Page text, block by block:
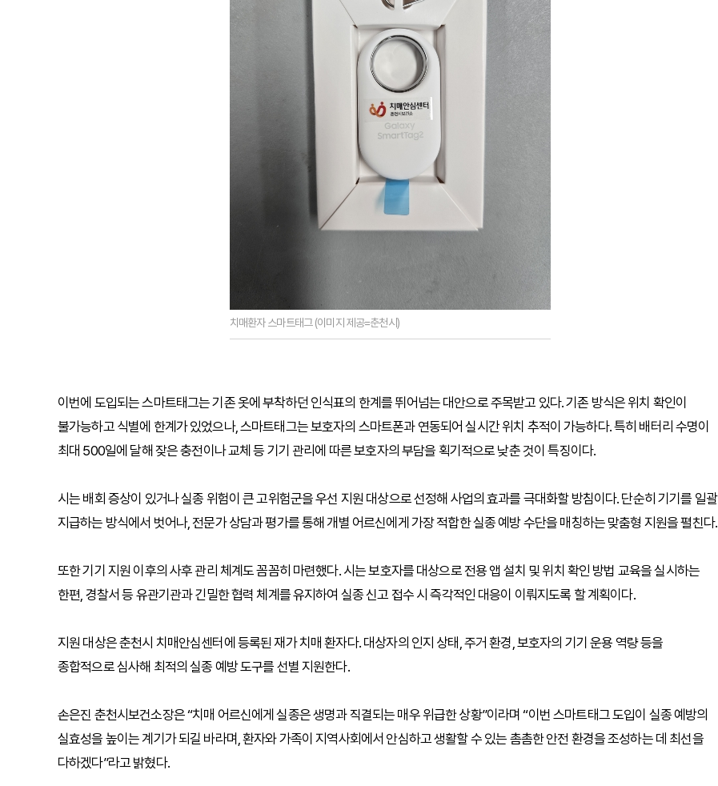
치매환자 스마트태그 (이미지 제공=춘천시)
이번에 도입되는 스마트태그는 기존 옷에 부착하던 인식표의 한계를 뛰어넘는 대안으로 주목받고 있다. 기존 방식은 위치 확인이
불가능하고 식별에 한계가 있었으나, 스마트태그는 보호자의 스마트폰과 연동되어 실시간 위치 추적이 가능하다. 특히 배터리 수명이
최대 500일에 달해 잦은 충전이나 교체 등 기기 관리에 따른 보호자의 부담을 획기적으로 낮춘 것이 특징이다.
시는 배회 증상이 있거나 실종 위험이 큰 고위험군을 우선 지원 대상으로 선정해 사업의 효과를 극대화할 방침이다. 단순히 기기를 일괄
지급하는 방식에서 벗어나, 전문가 상담과 평가를 통해 개별 어르신에게 가장 적합한 실종 예방 수단을 매칭하는 맞춤형 지원을 펼친다.
또한 기기 지원 이후의 사후 관리 체계도 꼼꼼히 마련했다. 시는 보호자를 대상으로 전용 앱 설치 및 위치 확인 방법 교육을 실시하는
한편, 경찰서 등 유관기관과 긴밀한 협력 체계를 유지하여 실종 신고 접수 시 즉각적인 대응이 이뤄지도록 할 계획이다.
지원 대상은 춘천시 치매안심센터에 등록된 재가 치매 환자다. 대상자의 인지 상태, 주거 환경, 보호자의 기기 운용 역량 등을
종합적으로 심사해 최적의 실종 예방 도구를 선별 지원한다.
손은진 춘천시보건소장은 “치매 어르신에게 실종은 생명과 직결되는 매우 위급한 상황”이라며 “이번 스마트태그 도입이 실종 예방의
실효성을 높이는 계기가 되길 바라며, 환자와 가족이 지역사회에서 안심하고 생활할 수 있는 촘촘한 안전 환경을 조성하는 데 최선을
다하겠다”라고 밝혔다.